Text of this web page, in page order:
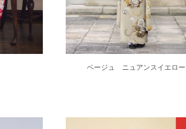
ベージュ ニュアンスイエロー